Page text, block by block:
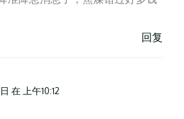
回复
在 上午10:12